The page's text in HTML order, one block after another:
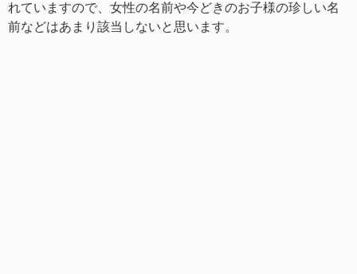
れていますので、女性の名前や今どきのお子様の珍しい名
前などはあまり該当しないと思います。